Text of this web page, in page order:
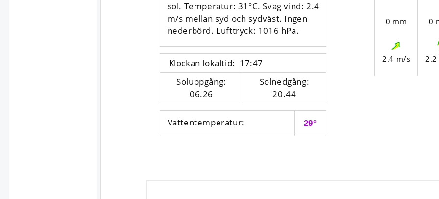
sol. Temperatur: 31°C. Svag vind: 2.4
m/s mellan syd och sydväst. Ingen
nederbörd. Lufttryck: 1016 hPa.
Klockan lokaltid: 17:47
Soluppgång:
06.26
Solnedgång:
20.44
Vattentemperatur: 29°
0 mm
2.4 m/s
0
2.2